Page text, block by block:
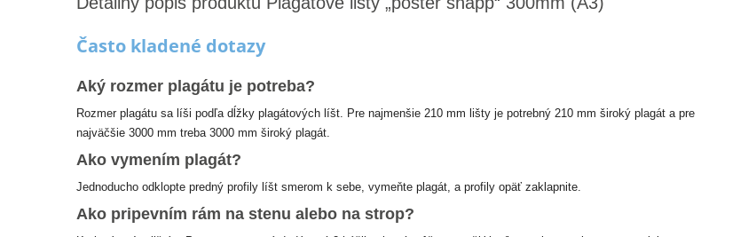
Často kladené dotazy
Aký rozmer plagátu je potreba?
Rozmer plagátu sa líši podľa dĺžky plagátových líšt. Pre najmenšie 210 mm lišty je potrebný 210 mm široký plagát a pre
najväčšie 3000 mm treba 3000 mm široký plagát.
Ako vymením plagát?
Jednoducho odklopte predný profily líšt smerom k sebe, vymeňte plagát, a profily opäť zaklapnite.
Ako pripevním rám na stenu alebo na strop?